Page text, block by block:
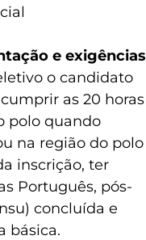
e exigências
o candidato
as 20 horas
polo quando
na região do polo
inscrição, ter
Português, pós-
concluída e
básica.